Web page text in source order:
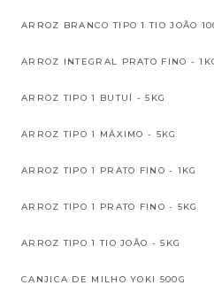
ARROZ BRANCO TIPO 1 TIO JOÃO
ARROZ INTEGRAL PRATO FINO -
ARROZ TIPO 1 BUTUÍ - 5KG
ARROZ TIPO 1 MÁXIMO - 5KG
ARROZ TIPO 1 PRATO FINO - 1KG
ARROZ TIPO 1 PRATO FINO - 5KG
ARROZ TIPO 1 TIO JOÃO - 5KG
CANJICA DE MILHO YOKI 500G